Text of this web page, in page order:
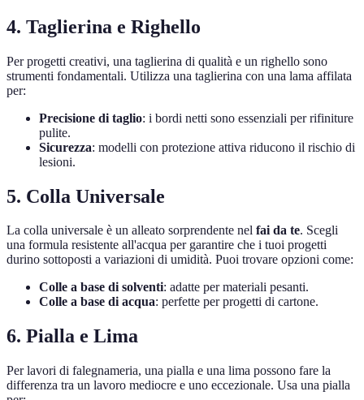
4. Taglierina e Righello
Per progetti creativi, una taglierina di qualità e un righello sono
strumenti fondamentali. Utilizza una taglierina con una lama affilata
per:
Precisione di taglio: i bordi netti sono essenziali per rifiniture
pulite.
Sicurezza: modelli con protezione attiva riducono il rischio di
lesioni.
5. Colla Universale
La colla universale è un alleato sorprendente nel fai da te. Scegli
una formula resistente all'acqua per garantire che i tuoi progetti
durino sottoposti a variazioni di umidità. Puoi trovare opzioni come:
Colle a base di solventi: adatte per materiali pesanti.
Colle a base di acqua: perfette per progetti di cartone.
6. Pialla e Lima
Per lavori di falegnameria, una pialla e una lima possono fare la
differenza tra un lavoro mediocre e uno eccezionale. Usa una pialla